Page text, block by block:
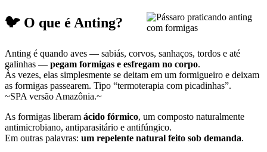
🐦 O que é Anting?
Anting é quando aves — sabiás, corvos, sanhaços, tordos e até
galinhas — pegam formigas e esfregam no corpo.
Às vezes, elas simplesmente se deitam em um formigueiro e deixam
as formigas passearem. Tipo “termoterapia com picadinhas”.
~SPA versão Amazônia.~
As formigas liberam ácido fórmico, um composto naturalmente
antimicrobiano, antiparasitário e antifúngico.
Em outras palavras: um repelente natural feito sob demanda.